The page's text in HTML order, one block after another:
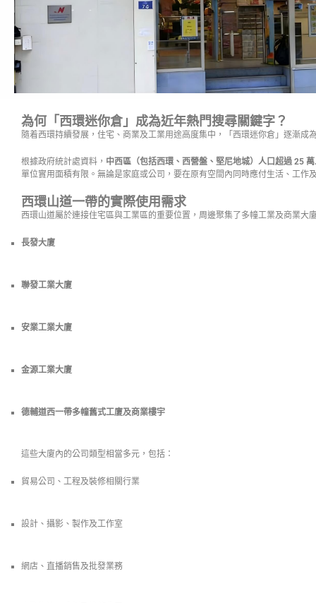
為何「西環迷你倉」成為近年熱門搜尋關鍵字？
隨着西環持續發展，住宅、商業及工業用途高度集中，「西環迷你倉」逐漸成
根據政府統計處資料， 中西區（包括西環、西營盤、堅尼地城）人口超過 25
單位實用面積有限。無論是家庭或公司，要在原有空間內同時應付生活、工作
西環山道一帶的實際使用需求
西環山道屬於連接住宅區與工業區的重要位置，周邊聚集了多幢工業及商業大
長發大廈
聯發工業大廈
安業工業大廈
金源工業大廈
德輔道西一帶多幢舊式工廈及商業樓宇
這些大廈內的公司類型相當多元，包括：
貿易公司、工程及裝修相關行業
設計、攝影、製作及工作室
網店、直播銷售及批發業務